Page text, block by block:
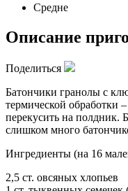
Средне
Описание
Поделиться
Батончики гранолы с
термической обработки
перекусить на полдник.
слишком много
Ингредиенты (на 16
2,5 ст. овсяных хлопьев